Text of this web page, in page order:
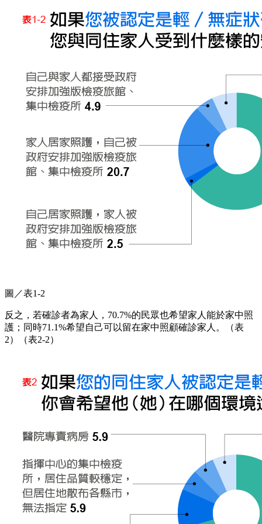
圖／表1-2
反之，若確診者為家人，70.7%的民眾也希望家人能於家中照
護；同時71.1%希望自己可以留在家中照顧確診家人。（表
2）（表2-2）